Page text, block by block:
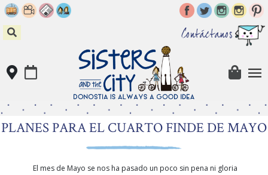
Skip
to
content
Contáctanos
PLANES PARA EL CUARTO FINDE DE MAYO
El mes de Mayo se nos ha pasado un poco sin pena ni gloria